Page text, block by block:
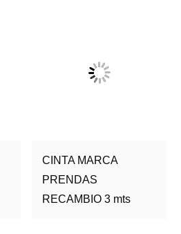
CINTA MARCA
PRENDAS
RECAMBIO 3 mts